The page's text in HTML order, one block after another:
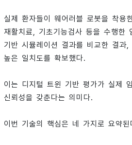
실제 환자들이 웨어러블 로봇을 착용
재활치료, 기초기능검사 등을 수행한
기반 시뮬레이션 결과를 비교한 결과
높은 일치도를 확보했다.
이는 디지털 트윈 기반 평가가 실제
신뢰성을 갖춘다는 의미다.
이번 기술의 핵심은 네 가지로 요약된